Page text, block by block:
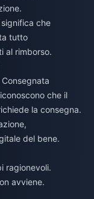
che
tutto
al rimborso.
che il
la consegna.
del bene.
ragionevoli.
avviene.